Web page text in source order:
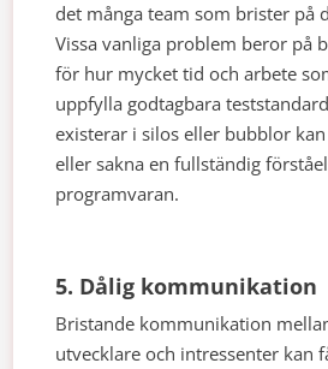
det många team som brister på
Vissa vanliga problem beror på
för hur mycket tid och arbete
uppfylla godtagbara
existerar i silos eller bubblor
eller sakna en fullständig
programvaran.
5. Dålig kommunikation
Bristande kommunikation
utvecklare och intressenter kan